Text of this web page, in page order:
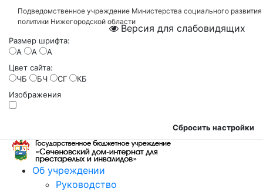
Подведомственное учреждение Министерства социального
политики Нижегородской области
Версия для слабовидящих
Размер шрифта:
A
A
A
Цвет сайта:
ЧБ
БЧ СГ
КБ
Изображения
Сбросить настройки
Об учреждении
Руководство